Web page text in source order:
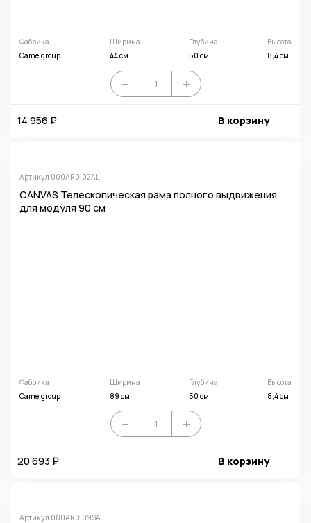
Фабрика
Camelgroup
Ширина
44 см
Глубина
50 см
Высота
8,4 см
14 956 ₽ В корзину
Артикул 000AR0.02AL
CANVAS Телескопическая рама полного выдвижения
для модуля 90 см
Фабрика
Camelgroup
Ширина
89 см
Глубина
50 см
Высота
8,4 см
20 693 ₽ В корзину
Артикул 000AR0.09SA